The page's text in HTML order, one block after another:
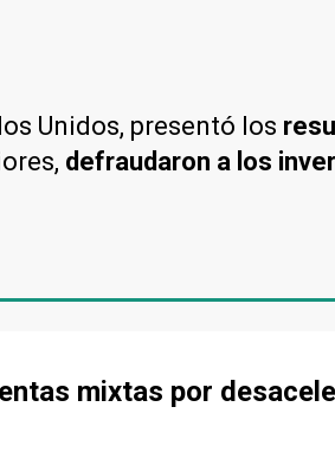
Unidos, presentó los
defraudaron a los
mixtas por